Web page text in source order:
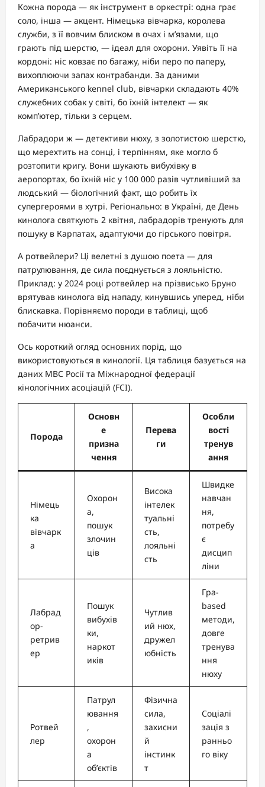
Кожна порода — як інструмент в оркестрі: одна грає
соло, інша — акцент. Німецька вівчарка, королева
служби, з її вовчим блиском в очах і м’язами, що
грають під шерстю, — ідеал для охорони. Уявіть її на
кордоні: ніс ковзає по багажу, ніби перо по паперу,
вихоплюючи запах контрабанди. За даними
Американського kennel club, вівчарки складають 40%
служебних собак у світі, бо їхній інтелект — як
комп’ютер, тільки з серцем.
Лабрадори ж — детективи нюху, з золотистою шерстю,
що мерехтить на сонці, і терпінням, яке могло б
розтопити кригу. Вони шукають вибухівку в
аеропортах, бо їхній ніс у 100 000 разів чутливіший за
людський — біологічний факт, що робить їх
супергероями в хутрі. Регіонально: в Україні, де День
кинолога святкують 2 квітня, лабрадорів тренують для
пошуку в Карпатах, адаптуючи до гірського повітря.
А ротвейлери? Ці велетні з душою поета — для
патрулювання, де сила поєднується з лояльністю.
Приклад: у 2024 році ротвейлер на прізвисько Бруно
врятував кинолога від нападу, кинувшись уперед, ніби
блискавка. Порівняємо породи в таблиці, щоб
побачити нюанси.
Ось короткий огляд основних порід, що
використовуються в кинології. Ця таблиця базується на
даних МВС Росії та Міжнародної федерації
кінологічних асоціацій (FCI).
Порода
Основн
е
призна
чення
Перева
ги
Особли
вості
тренув
ання
Німець
ка
вівчарк
а
Охорон
а,
пошук
злочин
ців
Висока
інтелек
туальні
сть,
лояльні
сть
Швидке
навчан
ня,
потребу
є
дисцип
ліни
Лабрад
ор-
ретрив
ер
Пошук
вибухів
ки,
наркот
иків
Чутлив
ий нюх,
дружел
юбність
Гра-
based
методи,
довге
тренува
ння
нюху
Ротвей
лер
Патрул
ювання
,
охорон
а
об’єктів
Фізична
сила,
захисни
й
інстинк
т
Соціалі
зація з
ранньо
го віку